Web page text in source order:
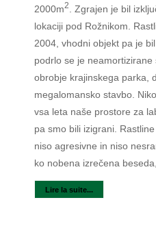
2000m2. Zgrajen je bil
lokaciji pod Rožnikom.
2004, vhodni objekt pa je
podrlo se je
obrobje krajinskega parka,
megalomansko stavbo.
vsa leta naše prostore za
pa smo bili izigrani.
niso agresivne in niso
ko nobena izrečena
Lire la suite...